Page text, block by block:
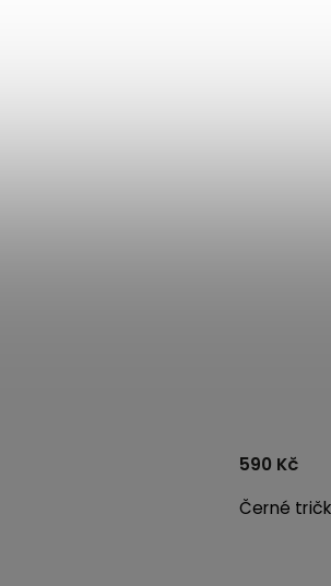
Černé
590 Kč